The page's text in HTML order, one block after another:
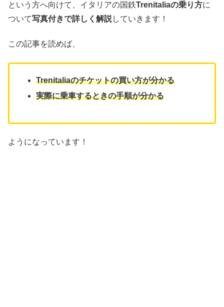
という方へ向けて、イタリアの国鉄Trenitaliaの乗り方に
ついて写真付きで詳しく解説していきます！
この記事を読めば、
Trenitaliaのチケットの買い方が分かる
実際に乗車するときの手順が分かる
ようになっています！